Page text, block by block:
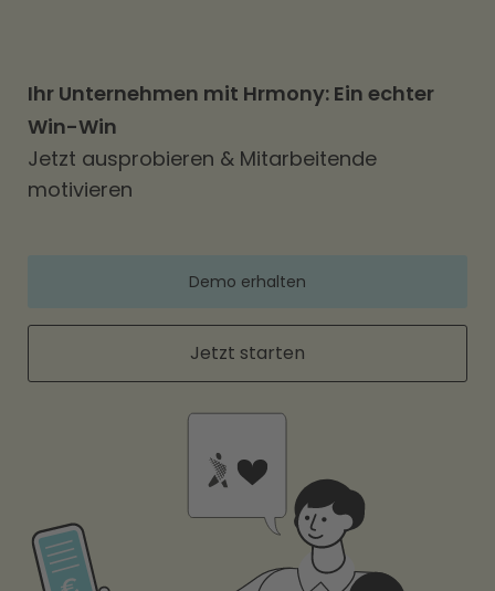
Ihr Unternehmen mit Hrmony: Ein echter
Win-Win
Jetzt ausprobieren & Mitarbeitende
motivieren
Demo erhalten
Jetzt starten